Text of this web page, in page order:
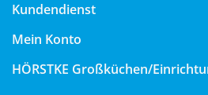
Kundendienst
Mein Konto
HÖRSTKE Großküchen/